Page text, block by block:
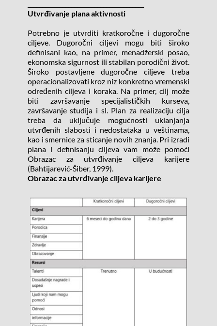
Utvrđivanje plana aktivnosti
Potrebno je utvrditi kratkoročne i dugoročne
ciljeve. Dugoročni ciljevi mogu biti široko
definisani kao, na primer, menadžerski posao,
ekonomska sigurnost ili stabilan porodični život.
Široko postavljene dugoročne ciljeve treba
operacionalizovati kroz niz konkretno vremenski
određenih ciljeva i koraka. Na primer, cilj može
biti završavanje specijalističkih kurseva,
završavanje studija i sl. Plan za realizaciju cilja
treba da uključuje mogućnosti uklanjanja
utvrđenih slabosti i nedostataka u veštinama,
kao i smernice za sticanje novih znanja. Pri izradi
plana i definisanju ciljeva vam može pomoći
Obrazac za utvrđivanje ciljeva karijere
(Bahtijarević-Šiber, 1999).
Obrazac za utvrđivanje ciljeva karijere